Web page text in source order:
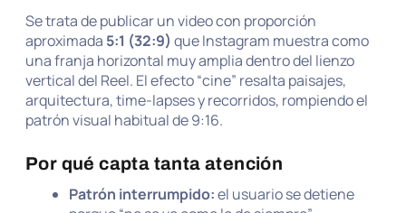
Se trata de publicar un video con proporción
aproximada 5:1 (32:9) que Instagram muestra como
una franja horizontal muy amplia dentro del lienzo
vertical del Reel. El efecto “cine” resalta paisajes,
arquitectura, time-lapses y recorridos, rompiendo el
patrón visual habitual de 9:16.
Por qué capta tanta atención
Patrón interrumpido:el usuario se detiene